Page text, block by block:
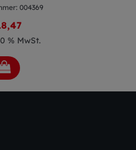
004369
% MwSt.